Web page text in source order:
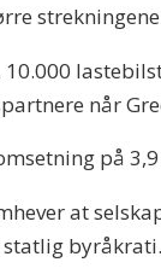
når
på
at
statlig byråkrati.